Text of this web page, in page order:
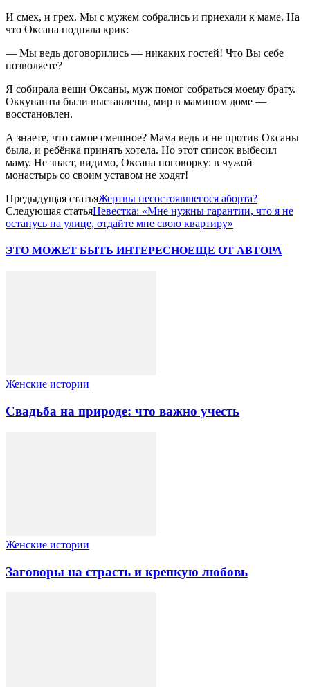
И смех, и грех. Мы с мужем собрались и приехали к маме. На
что Оксана подняла крик:
— Мы ведь договорились — никаких гостей! Что Вы себе
позволяете?
Я собирала вещи Оксаны, муж помог собраться моему брату.
Оккупанты были выставлены, мир в мамином доме —
восстановлен.
А знаете, что самое смешное? Мама ведь и не против Оксаны
была, и ребёнка принять хотела. Но этот список выбесил
маму. Не знает, видимо, Оксана поговорку: в чужой
монастырь со своим уставом не ходят!
Предыдущая статьяЖертвы несостоявшегося аборта?
Следующая статьяНевестка: «Мне нужны гарантии, что я не
останусь на улице, отдайте мне свою квартиру»
ЭТО МОЖЕТ БЫТЬ ИНТЕРЕСНОЕЩЕ ОТ АВТОРА
Женские истории
Свадьба на природе: что важно учесть
Женские истории
Заговоры на страсть и крепкую любовь